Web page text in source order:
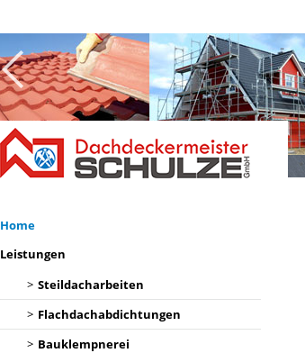
Home
Leistungen
Steildacharbeiten
Flachdachabdichtungen
Bauklempnerei